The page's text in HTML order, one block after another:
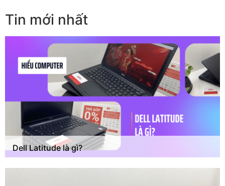
Tin mới nhất
Dell Latitude là gì?